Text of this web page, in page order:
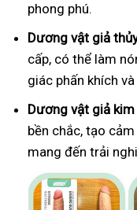
phong phú.
Dương vật giả
cấp, có thể làm
giác phấn khích
Dương vật giả
bền chắc, tạo
mang đến trải